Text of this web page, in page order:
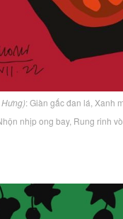
: Giàn gấc đan lá, Xanh
nhịp ong bay, Rung rinh